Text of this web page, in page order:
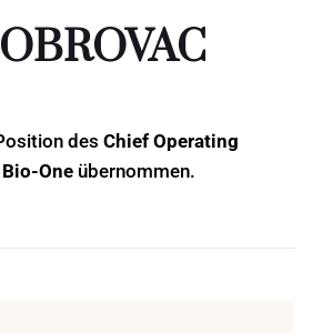
des Chief Operating
One übernommen.